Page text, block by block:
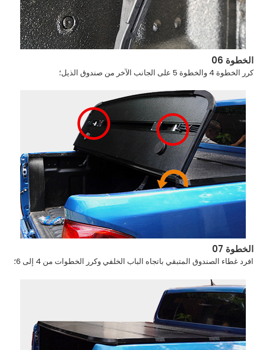
الخطوة 06
كرر الخطوة 4 والخطوة 5 على الجانب الآخر من صندوق الذيل؛
الخطوة 07
افرد غطاء الصندوق المتبقي باتجاه الباب الخلفي وكرر الخطوات من 4 إلى 6؛